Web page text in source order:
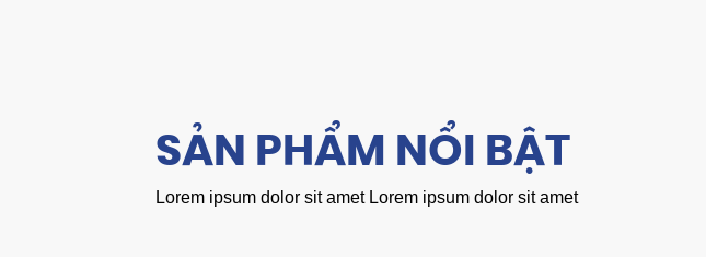
SẢN PHẨM NỔI BẬT
Lorem ipsum dolor sit amet Lorem ipsum dolor sit amet